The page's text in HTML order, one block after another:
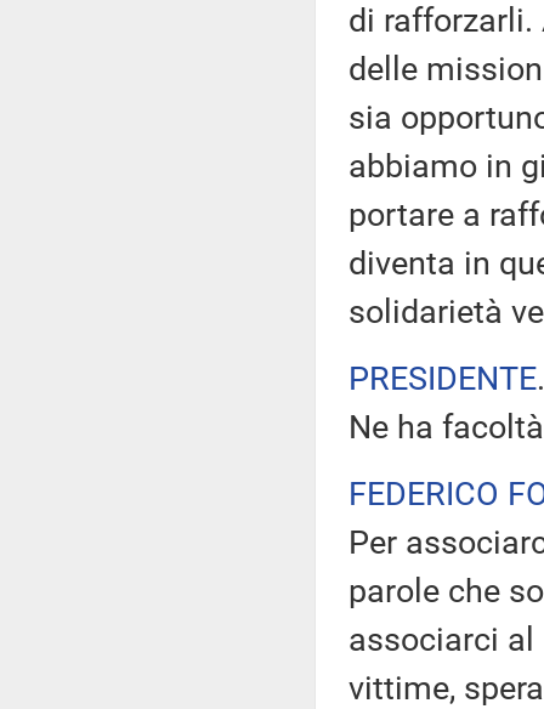
di rafforzarli.
delle
sia
abbiamo in
portare a
diventa in
solidarietà
PRESIDENTE
Ne ha
FEDERICO
Per
parole che
associarci al
vittime,